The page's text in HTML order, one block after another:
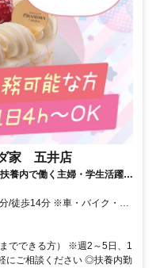
家 五井店
養内で働く主婦・学生活躍
応（土日祝いずれかの勤務
でできる方） ※週2～5日、1
にご相談ください ◎扶養内勤